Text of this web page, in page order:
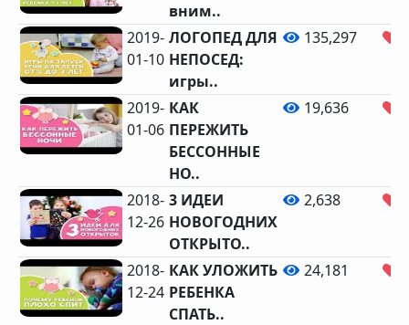
вним..
2019-
01-10
ЛОГОПЕД ДЛЯ
НЕПОСЕД:
игры..
135,297
2019-
01-06
КАК
ПЕРЕЖИТЬ
БЕССОННЫЕ
НО..
19,636
2018-
12-26
3 ИДЕИ
НОВОГОДНИХ
ОТКРЫТО..
2,638
2018-
12-24
КАК УЛОЖИТЬ
РЕБЕНКА
СПАТЬ..
24,181